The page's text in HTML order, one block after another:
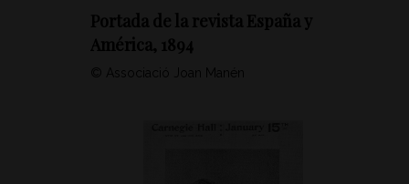
Portada de la revista España y
América, 1894
© Associació Joan Manén